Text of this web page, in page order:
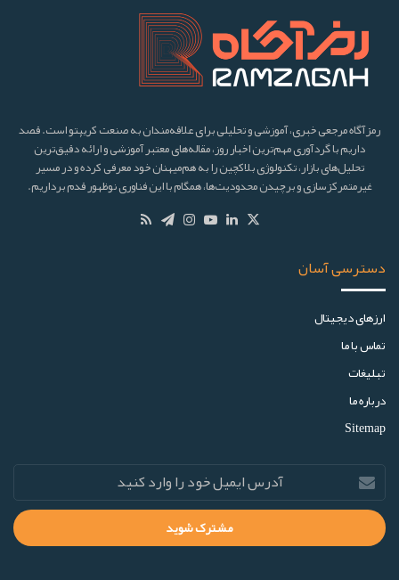
رمزآگاه مرجعی خبری، آموزشی و تحلیلی برای علاقه‌مندان به صنعت کریپتو است. قصد
داریم با گردآوری مهم‌ترین اخبار روز، مقاله‌های معتبر آموزشی و ارائه دقیق‌ترین
تحلیل‌های بازار، تکنولوژی بلاکچین را به هم‌میهنان خود معرفی کرده و در مسیر
غیرمتمرکزسازی و برچیدن محدودیت‌ها، همگام با این فناوری نوظهور قدم برداریم.
دسترسی آسان
ارز‌های دیجیتال
تماس با ما
تبلیغات
درباره ما
Sitemap